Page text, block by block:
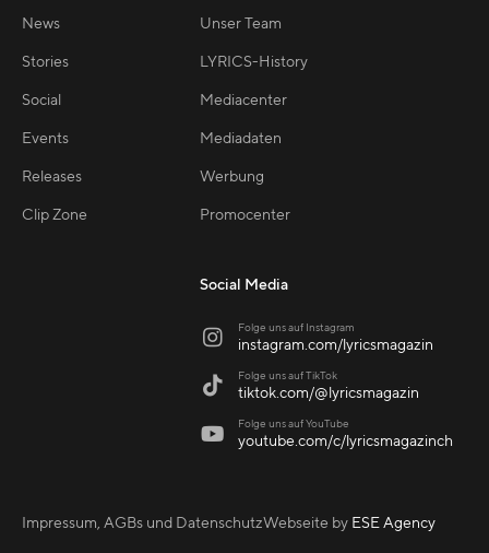
News
Stories
Social
Events
Releases
Clip Zone
Unser Team
LYRICS-History
Mediacenter
Mediadaten
Werbung
Promocenter
Social Media
 Folge uns auf Instagram
instagram.com/lyricsmagazin
 Folge uns auf TikTok
tiktok.com/@lyricsmagazin
 Folge uns auf YouTube
youtube.com/c/lyricsmagazinch
Impressum, AGBs und DatenschutzWebseite by ESE Agency